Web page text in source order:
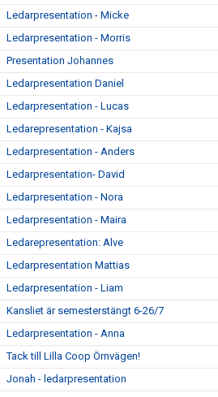
Ledarpresentation - Micke
Ledarpresentation - Morris
Presentation Johannes
Ledarpresentation Daniel
Ledarpresentation - Lucas
Ledarepresentation - Kajsa
Ledarpresentation - Anders
Ledarpresentation- David
Ledarpresentation - Nora
Ledarpresentation - Maira
Ledarepresentation: Alve
Ledarpresentation Mattias
Ledarpresentation - Liam
Kansliet är semesterstängt 6-26/7
Ledarpresentation - Anna
Tack till Lilla Coop Örnvägen!
Jonah - ledarpresentation